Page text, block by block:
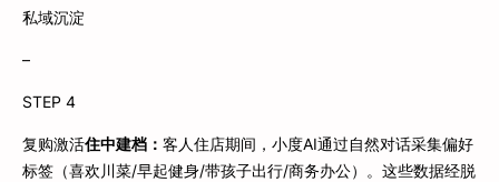
私域沉淀
–
STEP 4
复购激活住中建档： 客人住店期间，小度AI通过自然对话采集偏好
标签（喜欢川菜/早起健身/带孩子出行/商务办公）。这些数据经脱